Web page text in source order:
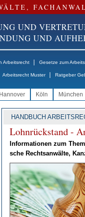
UND
UND
Arbeitsrecht Gesetze zum
Arbeitsrecht Muster Ratgeber
Hannover Köln München
HANDBUCH
Lohn­rück­stand -
In­for­ma­tio­nen zum
sche Rechts­an­wäl­te,